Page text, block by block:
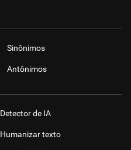
Sinônimos
Antônimos
Detector de IA
Humanizar texto